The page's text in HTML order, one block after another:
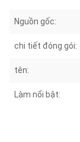
Nguồn gốc:
chi tiết đóng gói:
tên:
Làm nổi bật: